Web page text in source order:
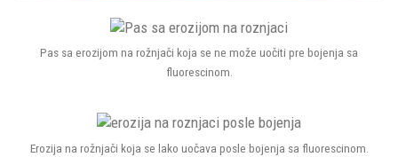
Pas sa erozijom na rožnjači koja se ne može uočiti pre bojenja sa
fluorescinom.
Erozija na rožnjači koja se lako uočava posle bojenja sa fluorescinom.